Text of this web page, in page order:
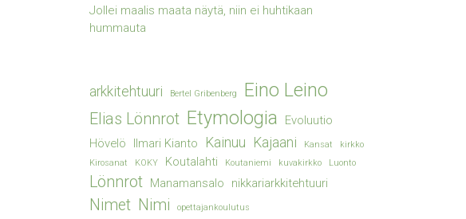
Jollei maalis maata näytä, niin ei huhtikaan
hummauta
arkkitehtuuri Bertel Gribenberg Eino Leino
Elias Lönnrot Etymologia
Evoluutio
Hövelö
Ilmari Kianto Kainuu Kajaani Kansat
kirkko
Kirosanat
KOKY Koutalahti Koutaniemi kuvakirkko Luonto
Lönnrot Manamansalo nikkariarkkitehtuuri
Nimet Nimi opettajankoulutus